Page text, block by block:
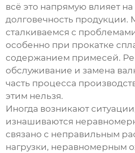
всё это напрямую влияет на
долговечность продукции.
сталкиваемся с
особенно при прокатке
содержанием примесей.
обслуживание и замена
часть процесса
этим нельзя.
Иногда возникают
изнашиваются
связано с неправильным
нагрузки, неравномерным